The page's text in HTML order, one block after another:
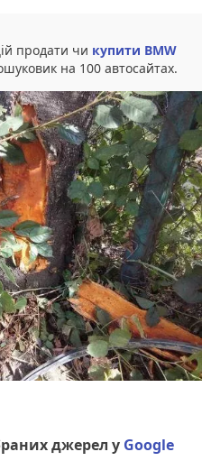
продати чи купити BMW
на 100 автосайтах.
джерел у Google